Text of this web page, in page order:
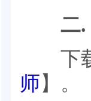
二.
下载
师】。